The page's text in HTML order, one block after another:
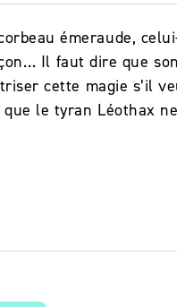
émeraude,
Il faut dire que
cette magie s’il
le tyran Léothax